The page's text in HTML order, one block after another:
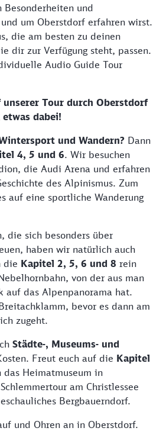
und
um Oberstdorf erfahren wirst.
die am besten zu deinen
dir zur Verfügung steht, passen.
Audio Guide Tour
Tour durch Oberstdorf
dabei!
und Wandern? Dann
4, 5 und 6. Wir besuchen
die Audi Arena und erfahren
des Alpinismus. Zum
auf eine sportliche Wanderung
die sich besonders über
haben wir natürlich auch
die Kapitel 2, 5, 6 und 8 rein
von der aus man
auf das Alpenpanorama hat.
bevor es dann am
zugeht.
Städte-, Museums- und
Freut euch auf die Kapitel
das Heimatmuseum in
am Christlessee
Bergbauerndorf.
und Ohren an in Oberstdorf.